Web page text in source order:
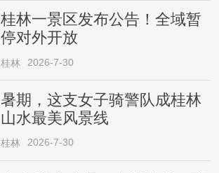
桂林一景区发布公告！全域暂
停对外开放
桂林 2026-7-30
暑期，这支女子骑警队成桂林
山水最美风景线
桂林 2026-7-30